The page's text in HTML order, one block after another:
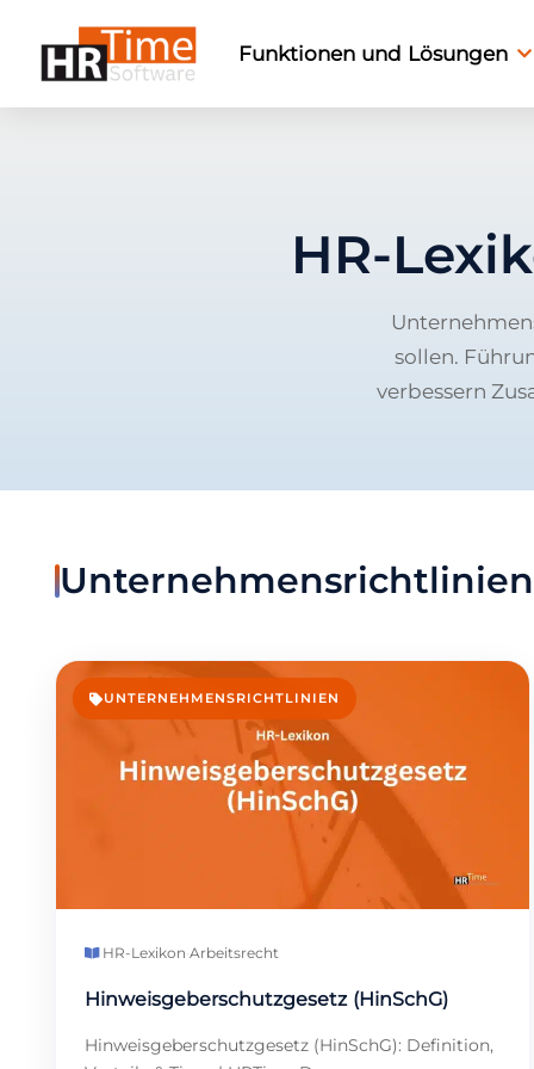
Funktionen und Lösungen
HR-
sollen.
verbessern
Unternehmensrichtlinien
UNTERNEHMENSRICHTLINIEN
HR-Lexikon·Arbeitsrecht
Hinweisgeberschutzgesetz (HinSchG)
Hinweisgeberschutzgesetz (HinSchG): Definition,